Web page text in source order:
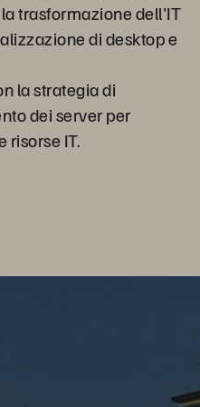
trasformazione dell'IT
di desktop e
la strategia di
dei server per
risorse IT.